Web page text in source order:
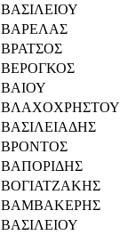
ΒΑΣΙΛΕΙΟΥ
ΒΑΡΕΛΑΣ
ΒΡΑΤΣΟΣ
ΒΕΡΟΓΚΟΣ
ΒΑΙΟΥ
ΒΛΑΧΟΧΡΗΣΤΟΥ
ΒΑΣΙΛΕΙΑΔΗΣ
ΒΡΟΝΤΟΣ
ΒΑΠΟΡΙΔΗΣ
ΒΟΓΙΑΤΖΑΚΗΣ
ΒΑΜΒΑΚΕΡΗΣ
ΒΑΣΙΛΕΙΟΥ